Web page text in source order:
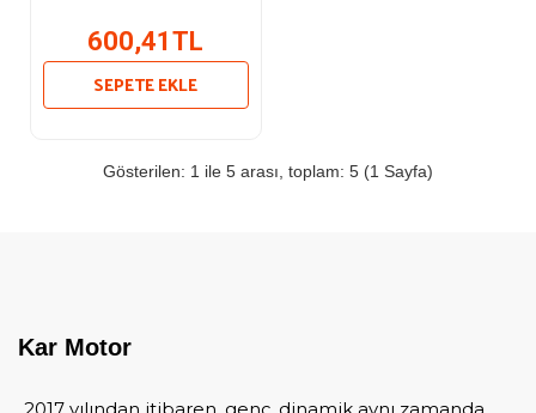
600,41TL
SEPETE EKLE
Gösterilen: 1 ile 5 arası, toplam: 5 (1 Sayfa)
Kar Motor